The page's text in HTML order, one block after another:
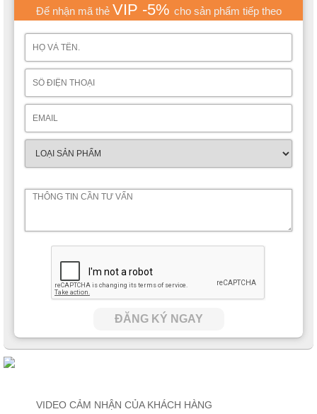
Để nhận mã thẻ VIP -5% cho sản phẩm tiếp theo
ĐĂNG KÝ NGAY
VIDEO CẢM NHẬN CỦA KHÁCH HÀNG